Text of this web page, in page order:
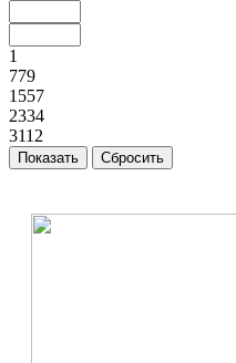
1
779
1557
2334
3112